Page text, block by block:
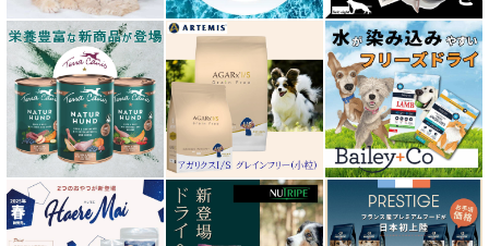
オージー ラム プラス Aussie Lamb Plus
カントリーロード Country Roads
キアオラ kiaora
キャノフィラ
グリーンフィッシュ GreenFish